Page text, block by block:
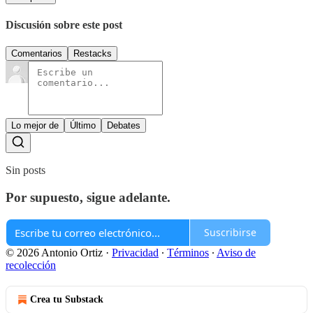
Discusión sobre este post
Comentarios Restacks
Lo mejor de Último Debates
Sin posts
Por supuesto, sigue adelante.
Suscribirse
© 2026 Antonio Ortiz · Privacidad ∙ Términos ∙ Aviso de
recolección
Crea tu Substack